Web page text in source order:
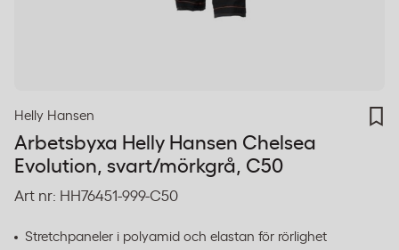
Helly Hansen
Arbetsbyxa Helly Hansen Chelsea
Evolution, svart/mörkgrå, C50
Art nr: HH76451-999-C50
Stretchpaneler i polyamid och elastan för rörlighet